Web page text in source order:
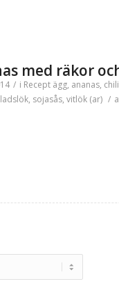
med räkor
/ i Recept ägg, ananas, chili
, sojasås, vitlök (ar) /